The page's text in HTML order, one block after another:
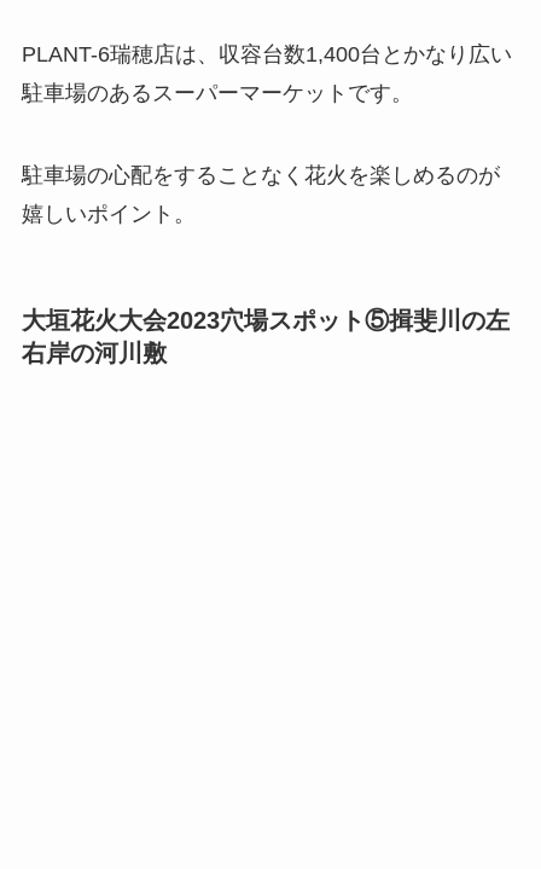
PLANT-6瑞穂店は、収容台数1,400台とかなり広い
駐車場のあるスーパーマーケットです。
駐車場の心配をすることなく花火を楽しめるのが
嬉しいポイント。
大垣花火大会2023穴場スポット⑤揖斐川の左
右岸の河川敷